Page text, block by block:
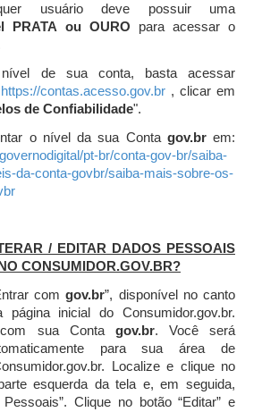
usuário deve possuir uma
PRATA ou OURO para acessar o
de sua conta, basta acessar
https://contas.acesso.gov.br, clicar em
de Confiabilidade".
o nível da sua Conta gov.brem:
pt-br/conta-gov-br/saiba-
da-conta-govbr/saiba-mais-sobre-os-
/ EDITAR DADOS PESSOAIS
CONSUMIDOR.GOV.BR?
comgov.br”, disponível no canto
página inicial do Consumidor.gov.br.
sua Conta gov.br. Você será
para sua área de
Localize e clique no
esquerda da tela e, em seguida,
Clique no botão “Editar” e